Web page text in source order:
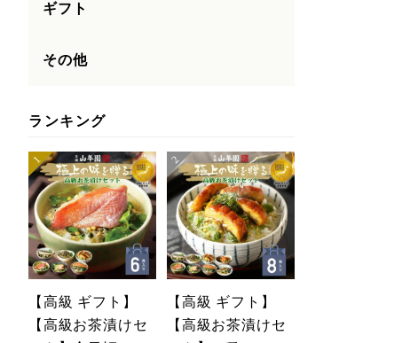
ギフト
その他
ランキング
【高級 ギフト】
【高級お茶漬けセ
【高級 ギフト】
【高級お茶漬けセ